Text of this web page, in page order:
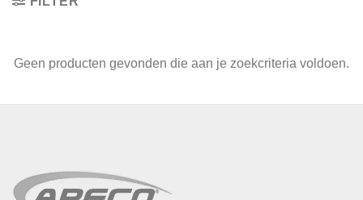
Geen producten gevonden die aan je zoekcriteria voldoen.